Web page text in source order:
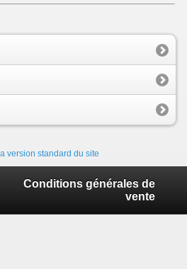
version standard du site
Conditions générales de
vente